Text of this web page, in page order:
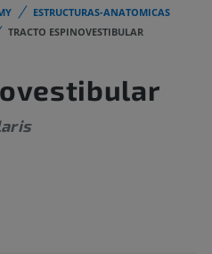
ESTRUCTURAS-ANATOMICAS
TRACTO ESPINOVESTIBULAR